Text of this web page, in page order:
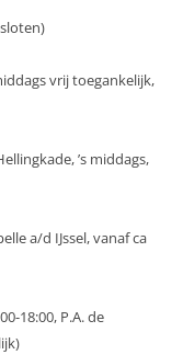
vrij toegankelijk,
’s middags,
a/d IJssel, vanaf ca
18:00, P.A. de